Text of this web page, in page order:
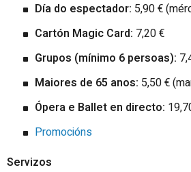
Día do espectador: 5,90 €
Cartón Magic Card: 7,20 €
Grupos (mínimo 6 persoas):
Maiores de 65 anos: 5,50 €
Ópera e Ballet en directo:
Promocións
Servizos